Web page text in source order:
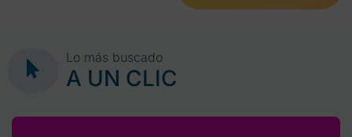
Lo más buscado
A UN CLIC